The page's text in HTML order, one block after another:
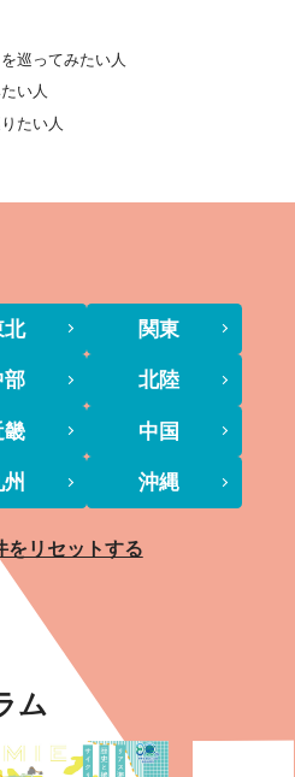
巡ってみたい人
い人
たい人
北 関東
部 北陸
畿 中国
沖縄
をリセットする
ム